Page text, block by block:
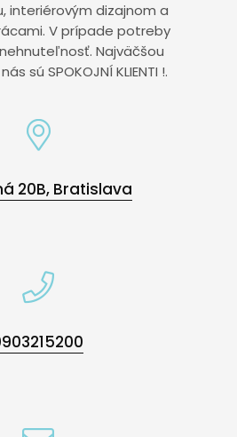
interiérovým dizajnom a
V prípade potreby
Najväčšou
sú SPOKOJNÍ KLIENTI !.
20B, Bratislava